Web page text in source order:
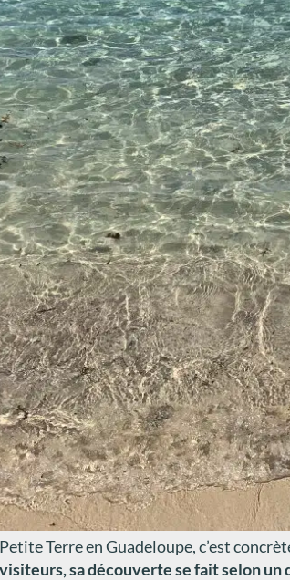
Terre en Guadeloupe, c’est
sa découverte se fait selon